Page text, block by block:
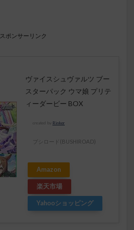
スポンサーリンク
ヴァイスシュヴァルツ ブー
スターパック ウマ娘 プリテ
ィーダービー BOX
created by Rinker
ブシロード(BUSHIROAD)
Amazon
楽天市場
Yahooショッピング